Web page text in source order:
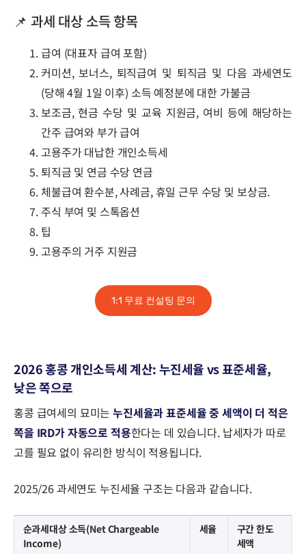
📌 과세 대상 소득 항목
급여 (대표자 급여 포함)
커미션, 보너스, 퇴직급여 및 퇴직금 및 다음 과세연도
(당해 4월 1일 이후) 소득 예정분에 대한 가불금
보조금, 현금 수당 및 교육 지원금, 여비 등에 해당하는
간주 급여와 부가 급여
고용주가 대납한 개인소득세
퇴직금 및 연금 수당 연금
체불급여 환수분, 사례금, 휴일 근무 수당 및 보상금.
주식 부여 및 스톡옵션
팁
고용주의 거주 지원금
1:1 무료 컨설팅 문의
2026 홍콩 개인소득세 계산: 누진세율 vs 표준세율,
낮은 쪽으로
홍콩 급여세의 묘미는누진세율과 표준세율 중 세액이 더 적은
쪽을 IRD가 자동으로 적용한다는 데 있습니다. 납세자가 따로
고를 필요 없이 유리한 방식이 적용됩니다.
2025/26 과세연도 누진세율 구조는 다음과 같습니다.
순과세대상 소득(Net Chargeable
Income)
세율
구간 한도
세액